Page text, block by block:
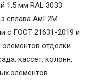
1,5 мм RAL 3033
сплава АмГ2М
с ГОСТ 21631-2019 и
отделки
кассет, колонн,
элементов.